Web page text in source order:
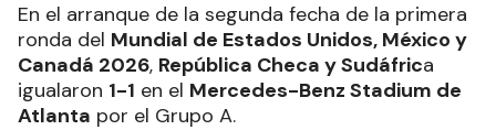
En el arranque de la segunda fecha de la primera
ronda del Mundial de Estados Unidos, México y
Canadá 2026, República Checa y Sudáfrica
igualaron 1-1 en el Mercedes-Benz Stadium de
Atlanta por el Grupo A.